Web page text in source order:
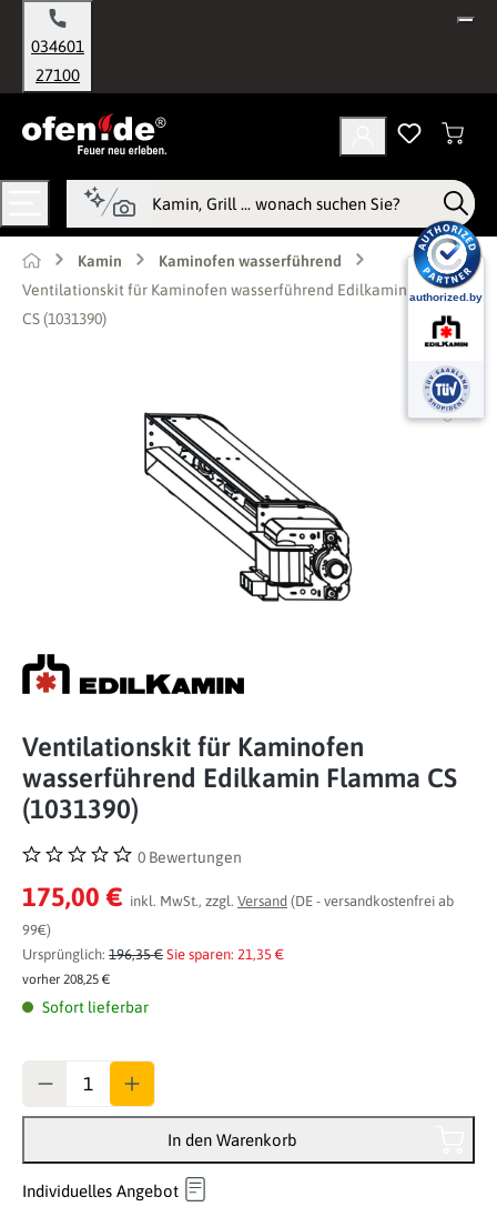
springen
034601
27100
Kamin
Kaminofen wasserführend
Ventilationskit für Kaminofen wasserführend Edilkamin Flamma
CS (1031390)
Ventilationskit für Kaminofen
wasserführend Edilkamin Flamma CS
(1031390)
Durchschnittliche Bewertung von 0 von 5 Sternen
0 Bewertungen
175,00 € inkl. MwSt., zzgl. Versand (DE - versandkostenfrei ab
99€)
Ursprünglich: 196,35 € Sie sparen: 21,35 €
vorher 208,25 €
Sofort lieferbar
In den Warenkorb
Individuelles Angebot